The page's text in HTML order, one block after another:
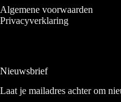
Algemene voorwaarden
Privacyverklaring
Nieuwsbrief
Laat je mailadres achter om